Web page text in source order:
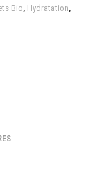
Bio, Hydratation,